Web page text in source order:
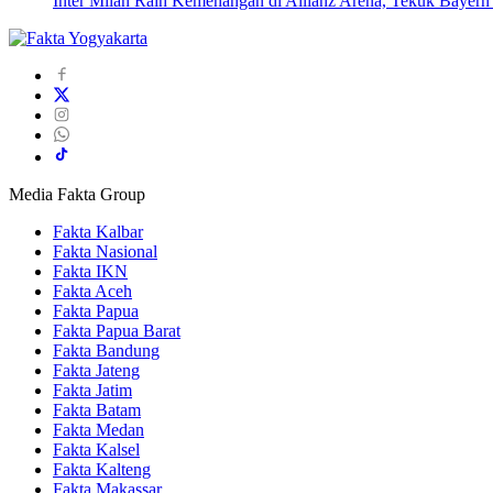
Media Fakta Group
Fakta Kalbar
Fakta Nasional
Fakta IKN
Fakta Aceh
Fakta Papua
Fakta Papua Barat
Fakta Bandung
Fakta Jateng
Fakta Jatim
Fakta Batam
Fakta Medan
Fakta Kalsel
Fakta Kalteng
Fakta Makassar